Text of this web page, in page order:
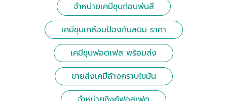
จำหน่ายเคมีชุบก่อนพ่นสี
เคมีชุบเคลือบป้องกันสนิม ราคา
เคมีชุบฟอตเฟส พร้อมส่ง
ขายส่งเคมีล้างคราบไขมัน